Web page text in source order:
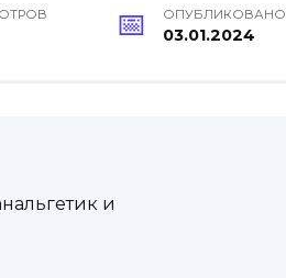
ОПУБЛИКОВАНО
03.01.2024
и